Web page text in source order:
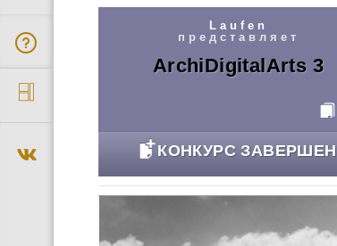
Laufen
представляет
ArchiDigitalArts 3
КОНКУРС ЗАВЕРШЕН